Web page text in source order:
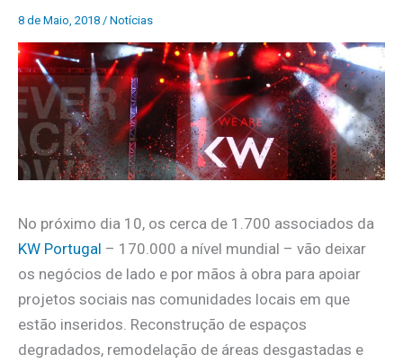
8 de Maio, 2018 / Notícias
No próximo dia 10, os cerca de 1.700 associados da
KW Portugal – 170.000 a nível mundial – vão deixar
os negócios de lado e por mãos à obra para apoiar
projetos sociais nas comunidades locais em que
estão inseridos. Reconstrução de espaços
degradados, remodelação de áreas desgastadas e